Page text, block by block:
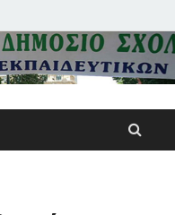
Α΄
Αθηνών